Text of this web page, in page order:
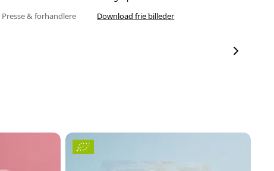
Presse & forhandlere
Download frie billeder